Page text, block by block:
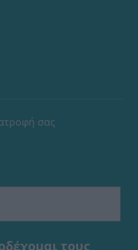
σας
τους